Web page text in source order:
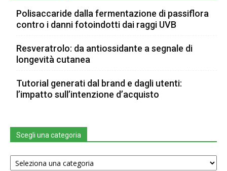
Polisaccaride dalla fermentazione di passiflora
contro i danni fotoindotti dai raggi UVB
Resveratrolo: da antiossidante a segnale di
longevità cutanea
Tutorial generati dal brand e dagli utenti:
l’impatto sull’intenzione d’acquisto
Scegli una categoria
Scegli
una